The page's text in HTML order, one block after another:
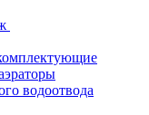
водоотвода